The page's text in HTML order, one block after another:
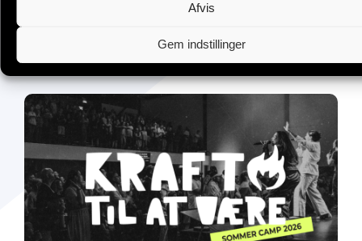
Afvis
Gem indstillinger
Gør Sommercamp til en endnu bedre
oplevelse